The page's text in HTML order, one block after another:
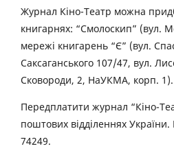
Журнал Кіно-Театр можна
книгарнях: “Смолоскип” (вул.
мережі книгарень “Є” (вул.
Саксаганського 107/47, вул.
Сковороди, 2, НаУКМА, корп. 1).
Передплатити журнал “Кіно-
поштових відділеннях
74249.